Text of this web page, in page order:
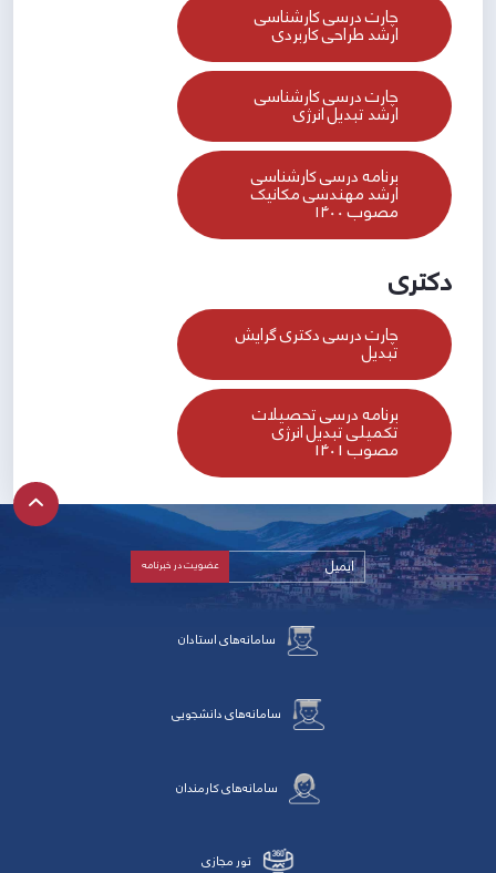
چارت درسی کارشناسی
ارشد طراحی کاربردی
چارت درسی کارشناسی
ارشد تبدیل انرژی
برنامه درسی کارشناسی
ارشد مهندسی مکانیک
مصوب ۱۴۰۰
دکتری
چارت درسی دکتری گرایش
تبدیل
برنامه درسی تحصیلات
تکمیلی تبدیل انرژی
مصوب 1401
سامانه‌های استادان
سامانه‌های دانشجویی
سامانه‌های کارمندان
تور مجازی